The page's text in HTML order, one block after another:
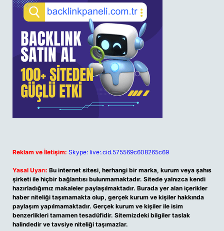
Reklam ve İletişim: Skype: live:.cid.575569c608265c69
Yasal Uyarı: Bu internet sitesi, herhangi bir marka, kurum veya şahıs
şirketi ile hiçbir bağlantısı bulunmamaktadır. Sitede yalnızca kendi
hazırladığımız makaleler paylaşılmaktadır. Burada yer alan içerikler
haber niteliği taşımamakta olup, gerçek kurum ve kişiler hakkında
paylaşım yapılmamaktadır. Gerçek kurum ve kişiler ile isim
benzerlikleri tamamen tesadüfidir. Sitemizdeki bilgiler taslak
halindedir ve tavsiye niteliği taşımazlar.